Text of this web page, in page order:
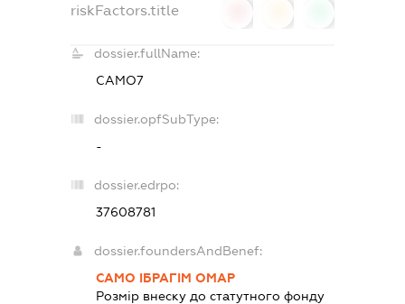
riskFactors.title
dossier.fullName:
САМО7
dossier.opfSubType:
-
dossier.edrpo:
37608781
dossier.foundersAndBenef:
САМО ІБРАГІМ ОМАР
Розмір внеску до статутного фонду